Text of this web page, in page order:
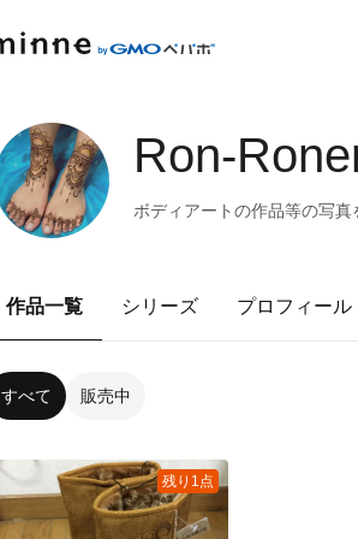
Ron-
ボディアートの作品等の写真
作品一覧 シリーズ プロフィール
すべて 販売中
残り1点